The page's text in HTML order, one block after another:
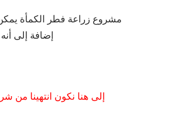
مشروع زراعة فطر الكمأة
إضافة إلى
إلى هنا نكون انتهينا